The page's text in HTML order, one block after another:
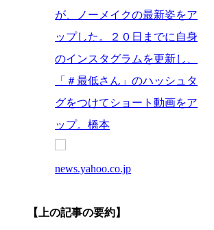
が、ノーメイクの最新姿をア
ップした。２０日までに自身
のインスタグラムを更新し、
「＃最低さん」のハッシュタ
グをつけてショート動画をア
ップ。橋本
news.yahoo.co.jp
【上の記事の要約】